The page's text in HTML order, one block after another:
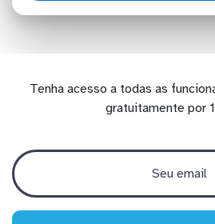
Tenha acesso a todas as
gratuitamente por